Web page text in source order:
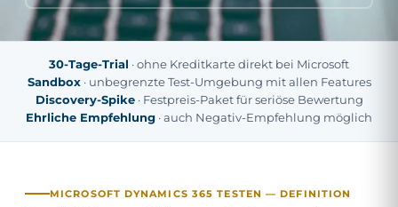
30-Tage-Trial · ohne Kreditkarte direkt bei Microsoft
Sandbox· unbegrenzte Test-Umgebung mit allen Features
Discovery-Spike· Festpreis-Paket für seriöse Bewertung
Ehrliche Empfehlung · auch Negativ-Empfehlung möglich
MICROSOFT DYNAMICS 365 TESTEN — DEFINITION